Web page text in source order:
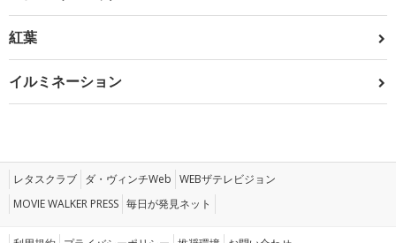
紅葉
イルミネーション
レタスクラブ ダ・ヴィンチWeb WEBザテレビジョン
MOVIE WALKER PRESS 毎日が発見ネット